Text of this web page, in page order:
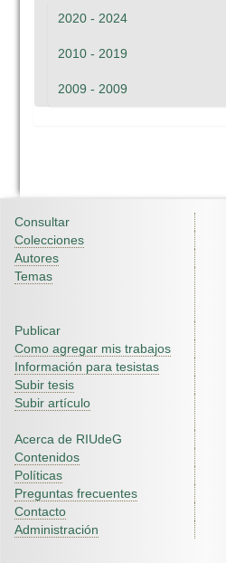
2020 - 2024
2010 - 2019
2009 - 2009
Consultar
Colecciones
Autores
Temas
Publicar
Como agregar mis trabajos
Información para tesistas
Subir tesis
Subir artículo
Acerca de RIUdeG
Contenidos
Políticas
Preguntas frecuentes
Contacto
Administración